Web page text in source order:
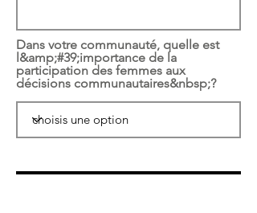
Dans votre communauté, quelle est
l&amp;#39;importance de la
participation des femmes aux
décisions communautaires&nbsp;?